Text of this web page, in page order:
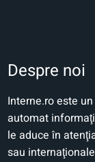
Despre noi
Interne.ro este
automat
le aduce în
sau